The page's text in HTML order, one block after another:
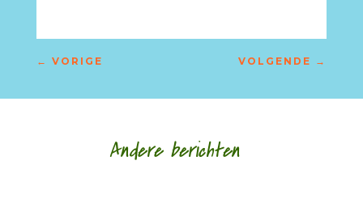
← VORIGE VOLGENDE →
Andere berichten